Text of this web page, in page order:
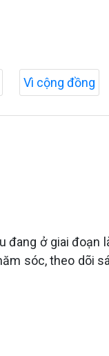
Vì cộng đồng
ở giai
sóc, theo dõi